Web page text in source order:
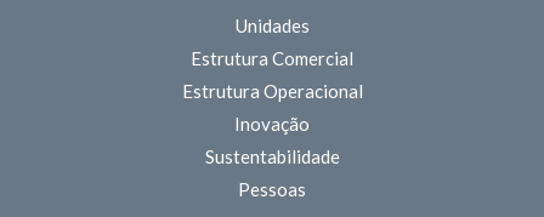
Unidades
Estrutura Comercial
Estrutura Operacional
Inovação
Sustentabilidade
Pessoas